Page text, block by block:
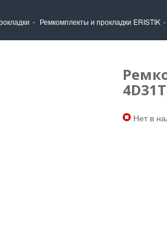
Ремкомплекты и прокладки ERISTIK
Нет в